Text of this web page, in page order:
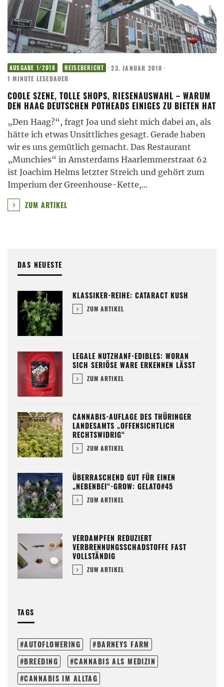
AUSGABE 1/2018 REISEBERICHT · 23. JANUAR 2018 ·
1 MINUTE LESEDAUER
COOLE SZENE, TOLLE SHOPS, RIESENAUSWAHL – WARUM
DEN HAAG DEUTSCHEN POTHEADS EINIGES ZU BIETEN HAT
„Den Haag?“, fragt Joa und sieht mich dabei an, als
hätte ich etwas Unsittliches gesagt. Gerade haben
wir es uns gemütlich gemacht. Das Restaurant
„Munchies“ in Amsterdams Haarlemmerstraat 62
ist Joachim Helms letzter Streich und gehört zum
Imperium der Greenhouse-Kette,...
ZUM ARTIKEL
DAS NEUESTE
KLASSIKER-REIHE: CATARACT KUSH
ZUM ARTIKEL
LEGALE NUTZHANF-EDIBLES: WORAN
SICH SERIÖSE WARE ERKENNEN LÄSST
ZUM ARTIKEL
CANNABIS-AUFLAGE DES THÜRINGER
LANDESAMTS „OFFENSICHTLICH
RECHTSWIDRIG“
ZUM ARTIKEL
ÜBERRASCHEND GUT FÜR EINEN
„NEBENBEI“-GROW: GELATO#45
ZUM ARTIKEL
VERDAMPFEN REDUZIERT
VERBRENNUNGSSCHADSTOFFE FAST
VOLLSTÄNDIG
ZUM ARTIKEL
TAGS
AUTOFLOWERING
BARNEYS FARM
BREEDING
CANNABIS ALS MEDIZIN
CANNABIS IM ALLTAG